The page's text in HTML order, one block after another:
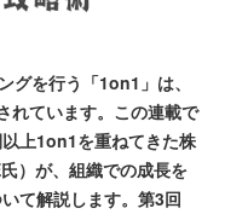
を行う「1on1」は、
れています。この連載で
上1on1を重ねてきた株
）が、組織での成長を
て解説します。第3回